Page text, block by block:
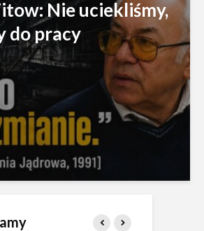
Nie uciekliśmy,
do pracy